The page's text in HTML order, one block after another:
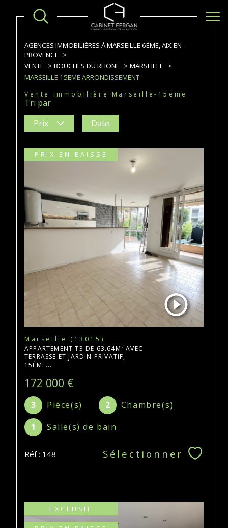
AGENCES IMMOBILIÈRES À MARSEILLE 6ÈME, AIX-EN-
PROVENCE
VENTE
BOUCHES DU RHONE
MARSEILLE
MARSEILLE 15EME ARRONDISSEMENT
Vente immobilière Marseille-15eme
Tri par
Prix
Date
PRIX EN BAISSE
Marseille (13015)
APPARTEMENT T3 DE 63.64M² AVEC
TERRASSE ET JARDIN PRIVATIF,
15ÈME...
172 000 €
3 Pièce(s) 2
Chambre(s)
1
Salle(s) de bain
Réf : 148 Sélectionner
EXCLUSIF